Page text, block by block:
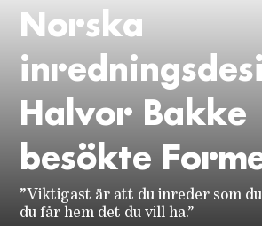
Norska
Halvor Bakke
besökte
”Viktigast är att du inreder som
du får hem det du vill ha.”